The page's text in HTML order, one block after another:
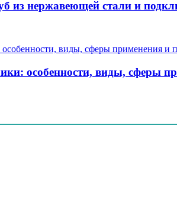
из нержавеющей стали и
особенности, виды, сферы